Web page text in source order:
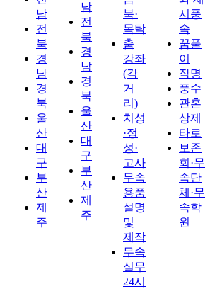
남
전
북
경
남
경
북
울
산
대
구
부
산
제
주
남
전
북
경
남
경
북
울
산
대
구
부
산
제
주
북·
목탁
춤
강좌
(각
거
리)
치성
·정
성·
고사
무속
용품
설명
및
제작
무속
실무
24시
시풍
속
꿈풀
이
작명
풍수
관혼
상제
타로
보존
회·무
속단
체·무
속학
원